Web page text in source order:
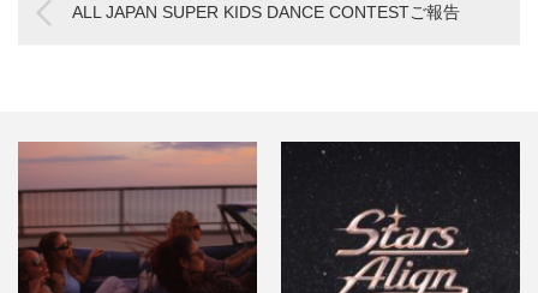
ALL JAPAN SUPER KIDS DANCE CONTESTご報告